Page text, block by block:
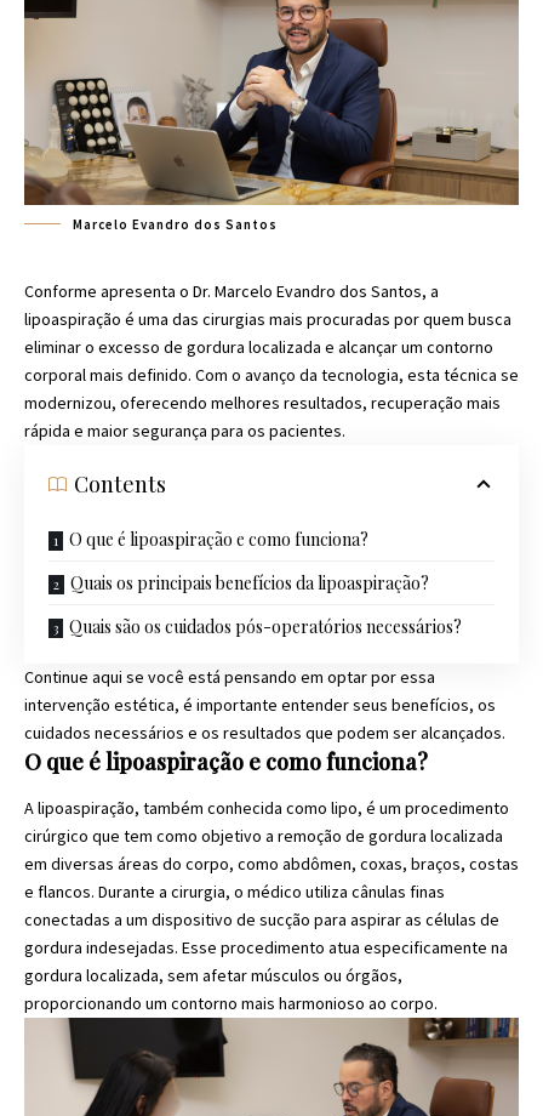
Marcelo Evandro dos Santos
Conforme apresenta o Dr. Marcelo Evandro dos Santos, a
lipoaspiração é uma das cirurgias mais procuradas por quem busca
eliminar o excesso de gordura localizada e alcançar um contorno
corporal mais definido. Com o avanço da tecnologia, esta técnica se
modernizou, oferecendo melhores resultados, recuperação mais
rápida e maior segurança para os pacientes.
Contents
O que é lipoaspiração e como funciona?
Quais os principais benefícios da lipoaspiração?
Quais são os cuidados pós-operatórios necessários?
Continue aqui se você está pensando em optar por essa
intervenção estética, é importante entender seus benefícios, os
cuidados necessários e os resultados que podem ser alcançados.
O que é lipoaspiração e como funciona?
A lipoaspiração, também conhecida como lipo, é um procedimento
cirúrgico que tem como objetivo a remoção de gordura localizada
em diversas áreas do corpo, como abdômen, coxas, braços, costas
e flancos. Durante a cirurgia, o médico utiliza cânulas finas
conectadas a um dispositivo de sucção para aspirar as células de
gordura indesejadas. Esse procedimento atua especificamente na
gordura localizada, sem afetar músculos ou órgãos,
proporcionando um contorno mais harmonioso ao corpo.